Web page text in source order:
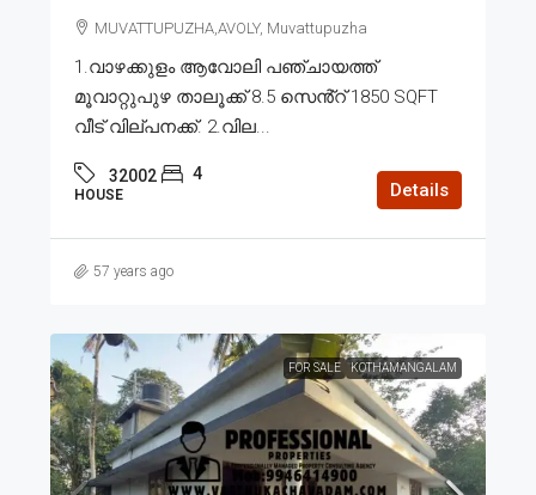
MUVATTUPUZHA,AVOLY, Muvattupuzha
1.വാഴക്കുളം ആവോലി പഞ്ചായത്ത്
മൂവാറ്റുപുഴ താലൂക്ക് 8.5 സെൻ്റ് 1850 SQFT
വീട് വില്പനക്ക്. 2.വില...
32002 4
HOUSE Details
57 years ago
FOR SALE KOTHAMANGALAM